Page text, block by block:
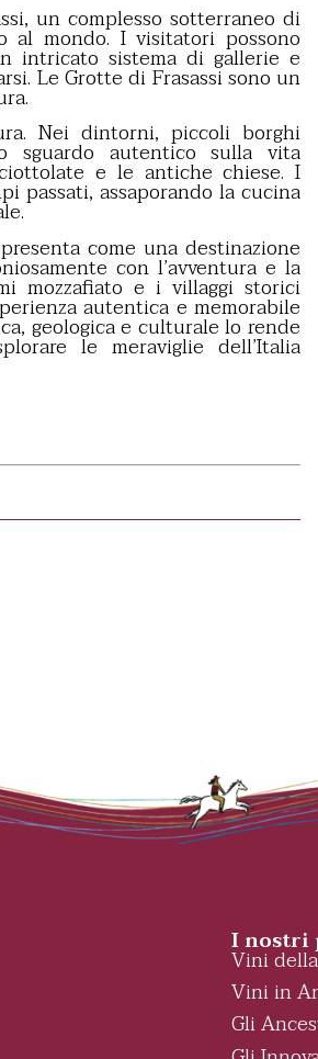
un complesso sotterraneo di
al mondo. I visitatori possono
intricato sistema di gallerie e
Le Grotte di Frasassi sono un
Nei dintorni, piccoli borghi
sguardo autentico sulla vita
e le antiche chiese. I
passati, assaporando la cucina
come una destinazione
con l’avventura e la
mozzafiato e i villaggi storici
autentica e memorabile
geologica e culturale lo rende
le meraviglie dell’Italia
I nostri
Vini
Vini in
Gli